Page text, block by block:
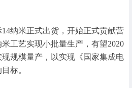
纳米正式出货，开始正式贡献营
工艺实现小批量生产，有望2020
规模量产，以实现《国家集成电
标。